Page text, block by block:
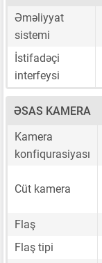
Əməliyyat
sistemi
İstifadəçi
interfeysi
ƏSAS KAMERA
Kamera
konfiqurasiyası
Cüt kamera
Flaş
Flaş tipi